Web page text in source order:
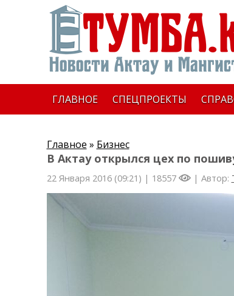
ГЛАВНОЕ СПЕЦПРОЕКТЫ
Главное » Бизнес
В Актау открылся цех по
22 Января 2016 (09:21) | 18557 | Автор: